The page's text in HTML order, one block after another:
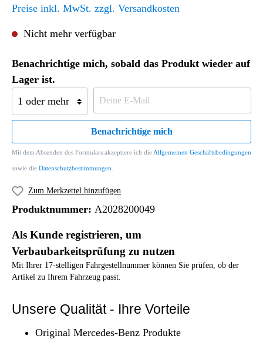
Preise inkl. MwSt. zzgl. Versandkosten
Nicht mehr verfügbar
Benachrichtige mich, sobald das Produkt wieder auf
Lager ist.
Benachrichtige mich
Mit dem Absenden des Formulars akzeptiere ich die Allgemeinen Geschäftsbedingungen
sowie die Datenschutzbestimmungen
Zum Merkzettel hinzufügen
Produktnummer: A2028200049
Als Kunde registrieren, um
Verbaubarkeitsprüfung zu nutzen
Mit Ihrer 17-stelligen Fahrgestellnummer können Sie prüfen, ob der
Artikel zu Ihrem Fahrzeug passt.
Unsere Qualität - Ihre Vorteile
Original Mercedes-Benz Produkte